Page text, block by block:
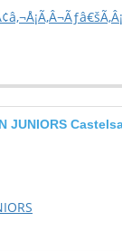
JUNIORS